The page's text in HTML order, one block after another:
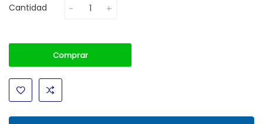
Cantidad
Comprar